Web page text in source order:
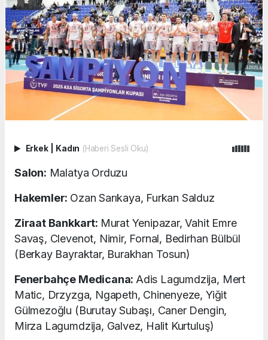
Erkek Kadın (Haberi Sesli Oku)
Salon: Malatya Orduzu
Hakemler: Ozan Sarıkaya, Furkan Salduz
Ziraat Bankkart: Murat Yenipazar, Vahit Emre
Savaş, Clevenot, Nimir, Fornal, Bedirhan Bülbül
(Berkay Bayraktar, Burakhan Tosun)
Fenerbahçe Medicana: Adis Lagumdzija, Mert
Matic, Drzyzga, Ngapeth, Chinenyeze, Yiğit
Gülmezoğlu (Burutay Subaşı, Caner Dengin,
Mirza Lagumdzija, Galvez, Halit Kurtuluş)